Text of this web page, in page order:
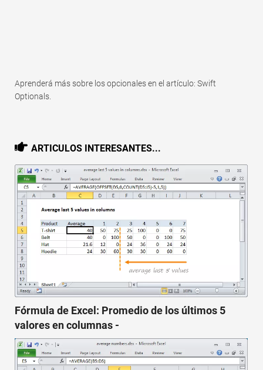
Aprenderá más sobre los opcionales en el artículo: Swift
Optionals.
ARTICULOS INTERESANTES...
Fórmula de Excel: Promedio de los últimos 5
valores en columnas -